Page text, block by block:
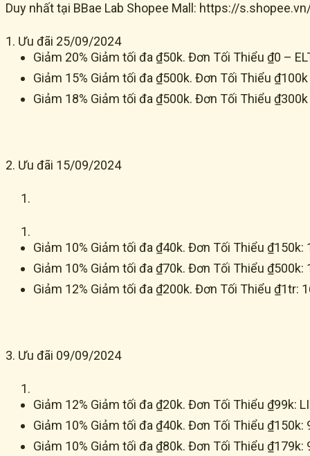
Duy nhất tại BBae Lab Shopee Mall: https://
1. Ưu đãi 25/09/2024
Giảm 20% Giảm tối đa ₫50k. Đơn Tối Thiểu ₫0 –
Giảm 15% Giảm tối đa ₫500k. Đơn Tối Thiểu ₫100k
Giảm 18% Giảm tối đa ₫500k. Đơn Tối Thiểu
2. Ưu đãi 15/09/2024
Giảm 10% Giảm tối đa ₫40k. Đơn Tối Thiểu ₫150k:
Giảm 10% Giảm tối đa ₫70k. Đơn Tối Thiểu ₫500k:
Giảm 12% Giảm tối đa ₫200k. Đơn Tối Thiểu ₫1tr:
3. Ưu đãi 09/09/2024
Giảm 12% Giảm tối đa ₫20k. Đơn Tối Thiểu ₫99k:
Giảm 10% Giảm tối đa ₫40k. Đơn Tối Thiểu ₫150k:
Giảm 10% Giảm tối đa ₫80k. Đơn Tối Thiểu ₫179k: